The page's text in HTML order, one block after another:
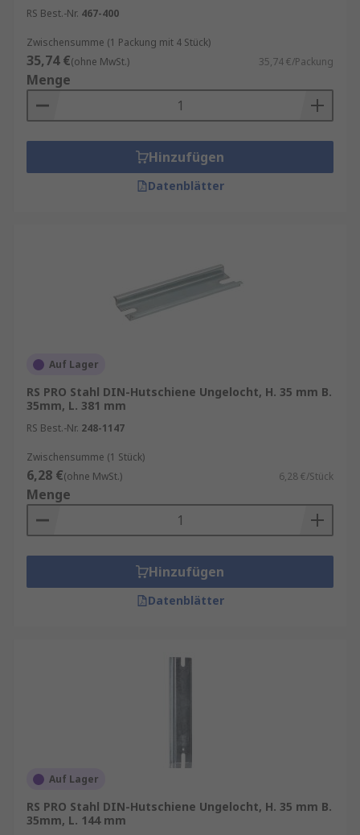
RS Best.-Nr. 467-400
Zwischensumme (1 Packung mit 4 Stück)
35,74 €(ohne MwSt.) 35,74 €/Packung
Menge
Hinzufügen
Datenblätter
Auf Lager
RS PRO Stahl DIN-Hutschiene Ungelocht, H. 35 mm B.
35mm, L. 381 mm
RS Best.-Nr. 248-1147
Zwischensumme (1 Stück)
6,28 €(ohne MwSt.) 6,28 €/Stück
Menge
Hinzufügen
Datenblätter
Auf Lager
RS PRO Stahl DIN-Hutschiene Ungelocht, H. 35 mm B.
35mm, L. 144 mm